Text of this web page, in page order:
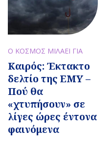
Ο ΚΟΣΜΟΣ ΜΙΛΑΕΙ ΓΙΑ
Καιρός: Έκτακτο
δελτίο της ΕΜΥ –
Πού θα
«χτυπήσουν» σε
λίγες ώρες έντονα
φαινόμενα